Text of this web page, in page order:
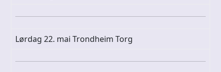
Lørdag 22. mai Trondheim Torg